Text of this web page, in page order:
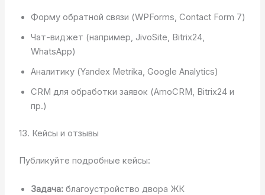
Форму обратной связи (WPForms, Contact Form 7)
Чат-виджет (например, JivoSite, Bitrix24,
WhatsApp)
Аналитику (Yandex Metrika, Google Analytics)
CRM для обработки заявок (AmoCRM, Bitrix24 и
пр.)
13. Кейсы и отзывы
Публикуйте подробные кейсы:
Задача:благоустройство двора ЖК